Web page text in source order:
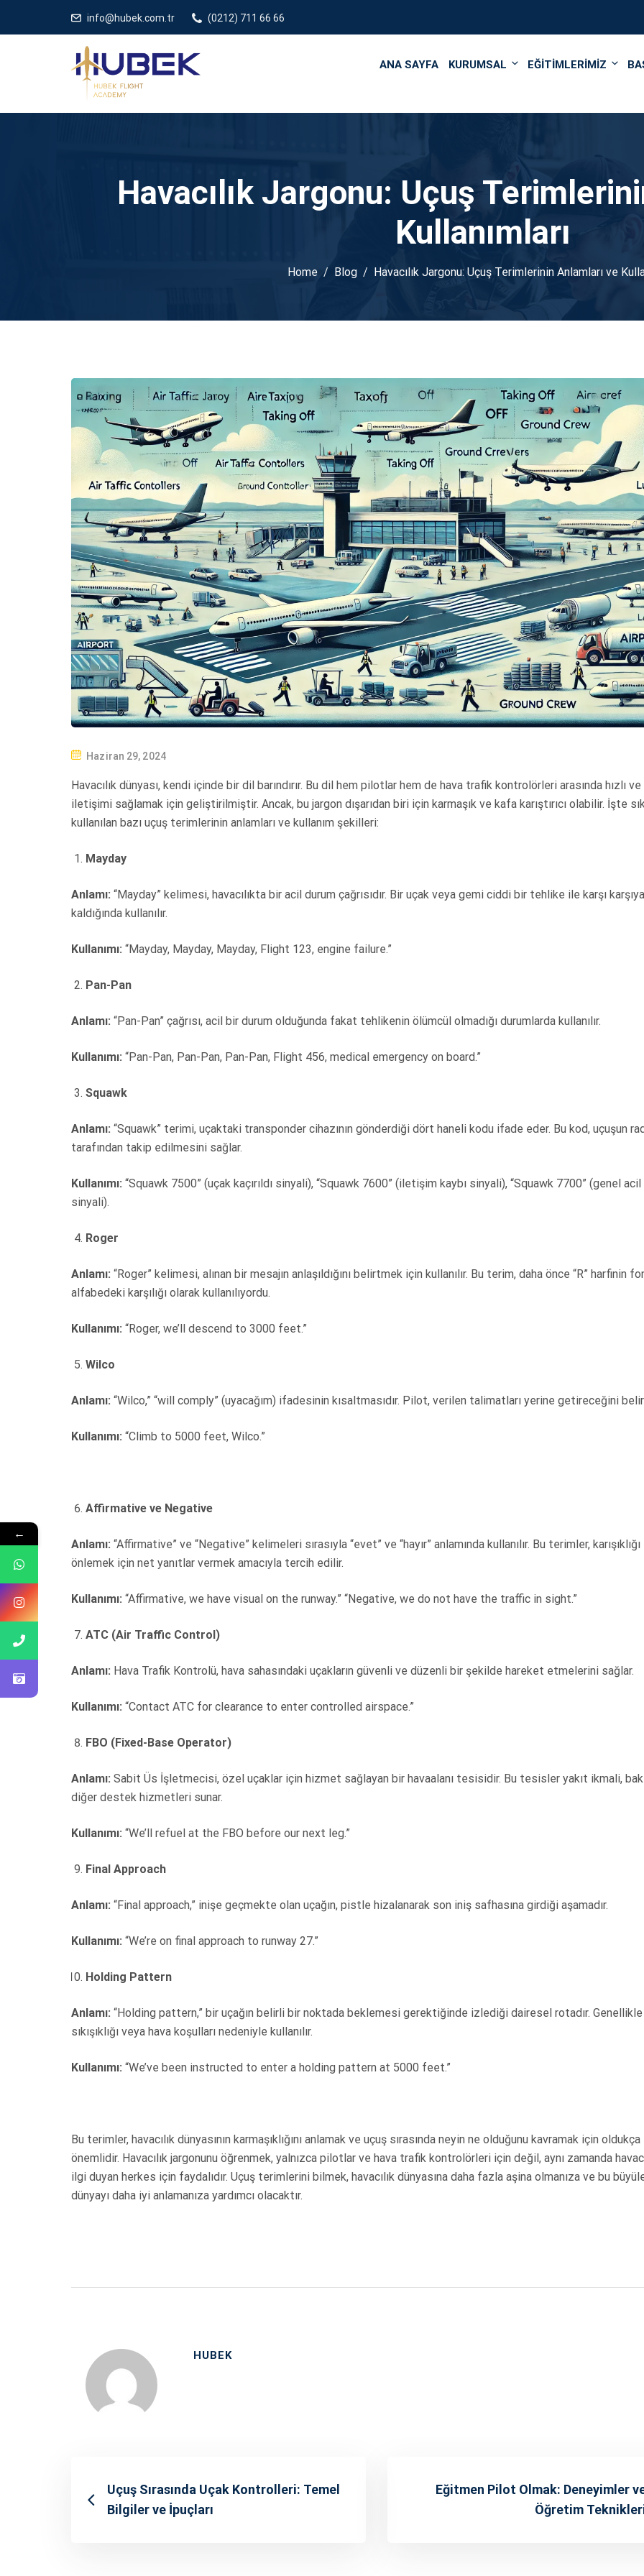
info@hubek.com.tr (0212) 711 66 66
ANA SAYFA KURUMSAL EĞİTİMLERİMİZ
Havacılık Jargonu: Uçuş
Kullanımları
Home Blog Havacılık Jargonu: Uçuş Terimlerinin Anlamları ve
P
S
T
E
O
Haziran 29, 2024
Havacılık dünyası, kendi içinde bir dil barındırır. Bu dil hem pilotlar hem de hava trafik kontrolörleri arasında hızlı
iletişimi sağlamak için geliştirilmiştir. Ancak, bu jargon dışarıdan biri için karmaşık ve kafa karıştırıcı olabilir. İşte
kullanılan bazı uçuş terimlerinin anlamları ve kullanım şekilleri:
Mayday
Anlamı: “Mayday” kelimesi, havacılıkta bir acil durum çağrısıdır. Bir uçak veya gemi ciddi bir tehlike ile karşı karşıya
kaldığında kullanılır.
Kullanımı: “Mayday, Mayday, Mayday, Flight 123, engine failure.”
Pan-Pan
Anlamı: “Pan-Pan” çağrısı, acil bir durum olduğunda fakat tehlikenin ölümcül olmadığı durumlarda kullanılır.
Kullanımı: “Pan-Pan, Pan-Pan, Pan-Pan, Flight 456, medical emergency on board.”
Squawk
Anlamı: “Squawk” terimi, uçaktaki transponder cihazının gönderdiği dört haneli kodu ifade eder. Bu kod, uçuşun
tarafından takip edilmesini sağlar.
Kullanımı: “Squawk 7500” (uçak kaçırıldı sinyali), “Squawk 7600” (iletişim kaybı sinyali), “Squawk 7700” (genel
sinyali).
Roger
Anlamı: “Roger” kelimesi, alınan bir mesajın anlaşıldığını belirtmek için kullanılır. Bu terim, daha önce “R” harfinin
alfabedeki karşılığı olarak kullanılıyordu.
Kullanımı: “Roger, we’ll descend to 3000 feet.”
Wilco
Anlamı: “Wilco,” “will comply” (uyacağım) ifadesinin kısaltmasıdır. Pilot, verilen talimatları yerine getireceğini
Kullanımı: “Climb to 5000 feet, Wilco.”
Affirmative ve Negative
Anlamı: “Affirmative” ve “Negative” kelimeleri sırasıyla “evet” ve “hayır” anlamında kullanılır. Bu terimler, karışıklığı
önlemek için net yanıtlar vermek amacıyla tercih edilir.
Kullanımı: “Affirmative, we have visual on the runway.” “Negative, we do not have the traffic in sight.”
ATC (Air Traffic Control)
Anlamı: Hava Trafik Kontrolü, hava sahasındaki uçakların güvenli ve düzenli bir şekilde hareket etmelerini sağlar.
Kullanımı: “Contact ATC for clearance to enter controlled airspace.”
FBO (Fixed-Base Operator)
Anlamı: Sabit Üs İşletmecisi, özel uçaklar için hizmet sağlayan bir havaalanı tesisidir. Bu tesisler yakıt ikmali,
diğer destek hizmetleri sunar.
Kullanımı: “We’ll refuel at the FBO before our next leg.”
Final Approach
Anlamı: “Final approach,” inişe geçmekte olan uçağın, pistle hizalanarak son iniş safhasına girdiği aşamadır.
Kullanımı: “We’re on final approach to runway 27.”
Holding Pattern
Anlamı: “Holding pattern,” bir uçağın belirli bir noktada beklemesi gerektiğinde izlediği dairesel rotadır.
sıkışıklığı veya hava koşulları nedeniyle kullanılır.
Kullanımı: “We’ve been instructed to enter a holding pattern at 5000 feet.”
Bu terimler, havacılık dünyasının karmaşıklığını anlamak ve uçuş sırasında neyin ne olduğunu kavramak için oldukça
önemlidir. Havacılık jargonunu öğrenmek, yalnızca pilotlar ve hava trafik kontrolörleri için değil, aynı zamanda
ilgi duyan herkes için faydalıdır. Uçuş terimlerini bilmek, havacılık dünyasına daha fazla aşina olmanıza ve bu
dünyayı daha iyi anlamanıza yardımcı olacaktır.
HUBEK
Uçuş Sırasında Uçak Kontrolleri: Temel
Bilgiler ve İpuçları
Eğitmen Pilot Olmak: Deneyimler
Öğretim
←